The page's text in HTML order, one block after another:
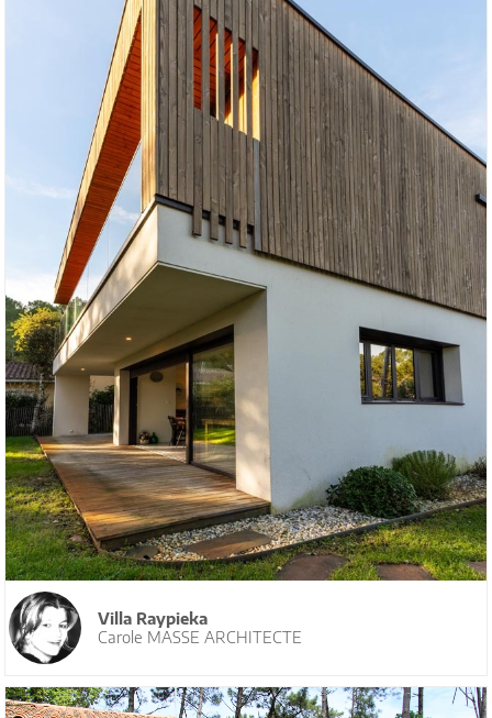
Villa Raypieka
Carole MASSE ARCHITECTE